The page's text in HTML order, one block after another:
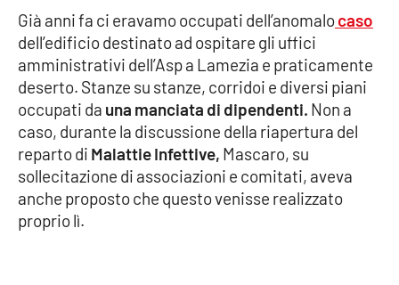
Parchi Marini Calabria
Leggendo Alvaro insieme
Imprese Di Calabria
Le perfidie di Antonella Grippo
Venti di comunicazione
Già anni fa ci eravamo occupati dell’anomalocaso
dell’edificio destinato ad ospitare gli uffici
amministrativi dell’Asp a Lamezia e praticamente
deserto. Stanze su stanze, corridoi e diversi piani
occupati da una manciata di dipendenti. Non a
caso, durante la discussione della riapertura del
reparto di Malattie Infettive, Mascaro, su
sollecitazione di associazioni e comitati, aveva
anche proposto che questo venisse realizzato
proprio lì.